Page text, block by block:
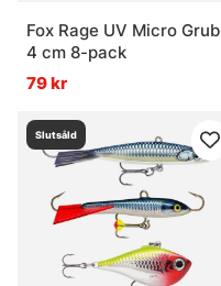
Fox Rage UV Micro Grub
4 cm 8-pack
79 kr
Slutsåld